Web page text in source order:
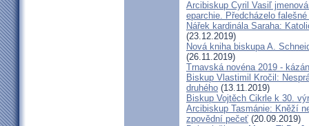
Arcibiskup Cyril Vasiľ
eparchie. Předcházelo
Nářek kardinála Saraha:
(23.12.2019)
Nová kniha biskupa A.
(26.11.2019)
Trnavská novéna 2019 -
Biskup Vlastimil Kročil:
druhého (13.11.2019)
Biskup Vojtěch Cikrle k 30.
Arcibiskup Tasmánie: Kněží
zpovědní pečeť (20.09.2019)